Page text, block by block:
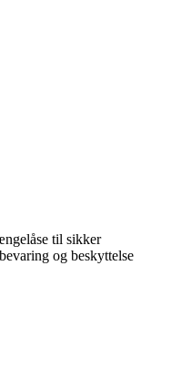
til sikker
og beskyttelse